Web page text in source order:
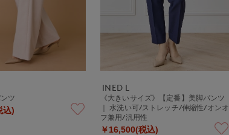
ツ
込)
INED L
《大きいサイズ》【定番】美脚パンツ
｜ 水洗い可/ストレッチ/伸縮性/オンオ
フ兼用/汎用性
￥16,500(税込)